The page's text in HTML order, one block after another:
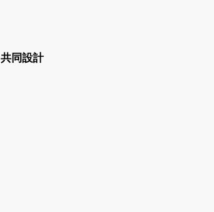
共同設計